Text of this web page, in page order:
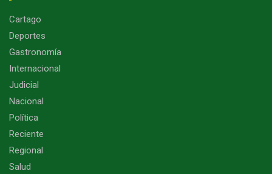
Cartago
Deportes
Gastronomía
Internacional
Judicial
Nacional
Política
Reciente
Regional
Salud